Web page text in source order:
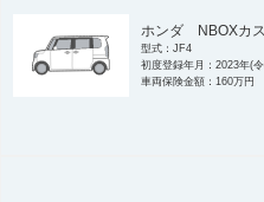
ホンダ NBOXカ
型式：JF4
初度登録年月：2023年(
車両保険金額：160万円